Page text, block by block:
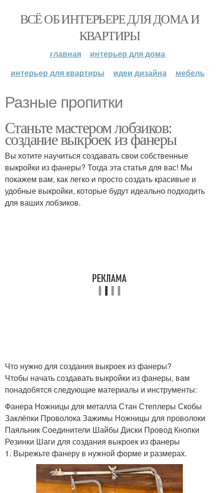
ВСЁ ОБ ИНТЕРЬЕРЕ ДЛЯ ДОМА И
КВАРТИРЫ
главная
интерьер для дома
интерьер для квартиры
идеи дизайна мебель
Разные пропитки
Станьте мастером лобзиков:
создание выкроек из фанеры
Вы хотите научиться создавать свои собственные
выкройки из фанеры? Тогда эта статья для вас! Мы
покажем вам, как легко и просто создать красивые и
удобные выкройки, которые будут идеально подходить
для ваших лобзиков.
Что нужно для создания выкроек из фанеры?
Чтобы начать создавать выкройки из фанеры, вам
понадобятся следующие материалы и инструменты:
Фанера Ножницы для металла Стан Степлеры Скобы
Заклёпки Проволока Зажимы Ножницы для проволоки
Паяльник Соединители Шайбы Диски Провод Кнопки
Резинки Шаги для создания выкроек из фанеры
1. Вырежьте фанеру в нужной форме и размерах.